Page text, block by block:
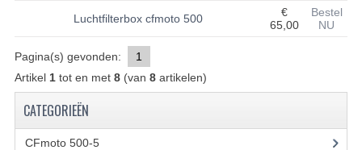
ELEKTRONICA
KAPPEN EN FRAME
Luchtfilterbox cfmoto 500
€
65,00
Bestel
NU
Pagina(s) gevonden:
1
Artikel 1tot en met 8(van 8artikelen)
CATEGORIEËN
CFmoto 500-5(5)